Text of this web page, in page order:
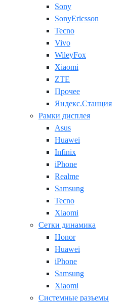
Sony
SonyEricsson
Tecno
Vivo
WileyFox
Xiaomi
ZTE
Прочее
Яндекс.Станция
Рамки дисплея
Asus
Huawei
Infinix
iPhone
Realme
Samsung
Tecno
Xiaomi
Сетки динамика
Honor
Huawei
iPhone
Samsung
Xiaomi
Системные разъемы